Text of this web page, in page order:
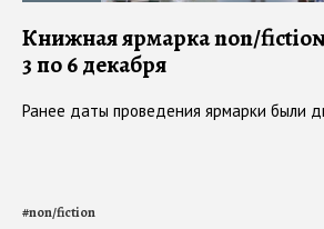
Книжная ярмарка non/
3 по 6 декабря
Ранее даты проведения ярмарки были
#non/fiction